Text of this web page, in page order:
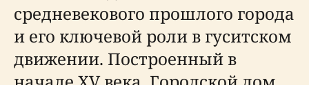
средневекового прошлого города
и его ключевой роли в гуситском
движении. Построенный в